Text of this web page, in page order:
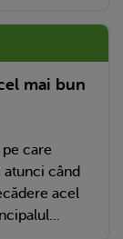
mai bun
care
când
acel